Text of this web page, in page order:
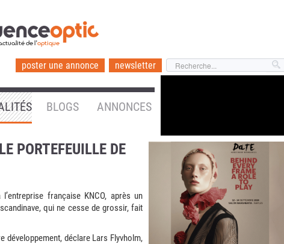
de l'optique
poster une annonce newsletter
BLOGS ANNONCES
PORTEFEUILLE DE
française KNCO, après un
qui ne cesse de grossir, fait
développement, déclare Lars Flyvholm,